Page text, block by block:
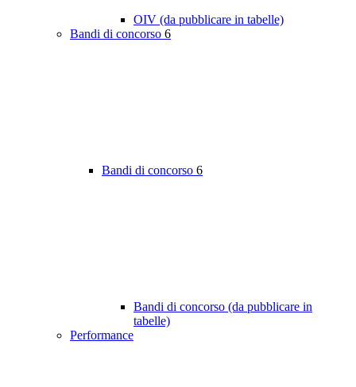
OIV (da pubblicare in tabelle)
Bandi di concorso 6
Bandi di concorso 6
Bandi di concorso (da pubblicare in
tabelle)
Performance